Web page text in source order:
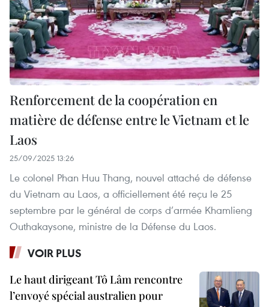
Renforcement de la coopération en
matière de défense entre le Vietnam et le
Laos
25/09/2025 13:26
Le colonel Phan Huu Thang, nouvel attaché de défense
du Vietnam au Laos, a officiellement été reçu le 25
septembre par le général de corps d’armée Khamlieng
Outhakaysone, ministre de la Défense du Laos.
VOIR PLUS
Le haut dirigeant Tô Lâm rencontre
l’envoyé spécial australien pour